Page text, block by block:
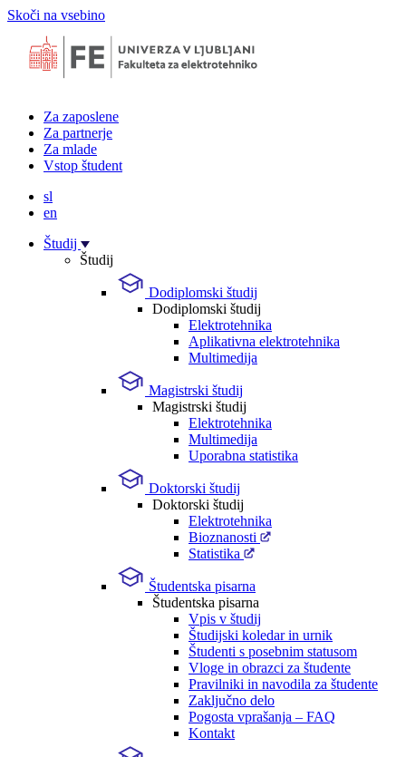
Skoči na vsebino
Za zaposlene
Za partnerje
Za mlade
Vstop študent
sl
en
Študij
Študij
Dodiplomski študij
Dodiplomski študij
Elektrotehnika
Aplikativna elektrotehnika
Multimedija
Magistrski študij
Magistrski študij
Elektrotehnika
Multimedija
Uporabna statistika
Doktorski študij
Doktorski študij
Elektrotehnika
Bioznanosti
Statistika
Študentska pisarna
Študentska pisarna
Vpis v študij
Študijski koledar in urnik
Študenti s posebnim statusom
Vloge in obrazci za študente
Pravilniki in navodila za študente
Zaključno delo
Pogosta vprašanja – FAQ
Kontakt